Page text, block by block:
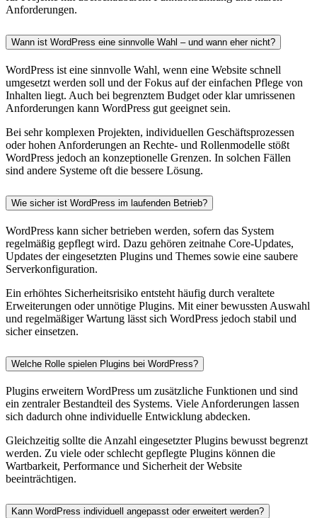
Anforderungen.
Wann ist WordPress eine sinnvolle Wahl – und wann eher nicht?
WordPress ist eine sinnvolle Wahl, wenn eine Website schnell
umgesetzt werden soll und der Fokus auf der einfachen Pflege von
Inhalten liegt. Auch bei begrenztem Budget oder klar umrissenen
Anforderungen kann WordPress gut geeignet sein.
Bei sehr komplexen Projekten, individuellen Geschäftsprozessen
oder hohen Anforderungen an Rechte- und Rollenmodelle stößt
WordPress jedoch an konzeptionelle Grenzen. In solchen Fällen
sind andere Systeme oft die bessere Lösung.
Wie sicher ist WordPress im laufenden Betrieb?
WordPress kann sicher betrieben werden, sofern das System
regelmäßig gepflegt wird. Dazu gehören zeitnahe Core-Updates,
Updates der eingesetzten Plugins und Themes sowie eine saubere
Serverkonfiguration.
Ein erhöhtes Sicherheitsrisiko entsteht häufig durch veraltete
Erweiterungen oder unnötige Plugins. Mit einer bewussten Auswahl
und regelmäßiger Wartung lässt sich WordPress jedoch stabil und
sicher einsetzen.
Welche Rolle spielen Plugins bei WordPress?
Plugins erweitern WordPress um zusätzliche Funktionen und sind
ein zentraler Bestandteil des Systems. Viele Anforderungen lassen
sich dadurch ohne individuelle Entwicklung abdecken.
Gleichzeitig sollte die Anzahl eingesetzter Plugins bewusst begrenzt
werden. Zu viele oder schlecht gepflegte Plugins können die
Wartbarkeit, Performance und Sicherheit der Website
beeinträchtigen.
Kann WordPress individuell angepasst oder erweitert werden?